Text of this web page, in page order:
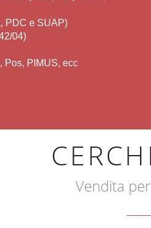
PDC e SUAP)
04)
Pos, PIMUS, ecc
Vendita